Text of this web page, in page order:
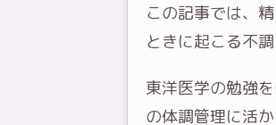
この記事では、
ときに起こる不
東洋医学の勉強
の体調管理に活